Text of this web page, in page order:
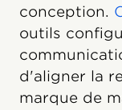
conception.
outils
d'aligner la
marque de